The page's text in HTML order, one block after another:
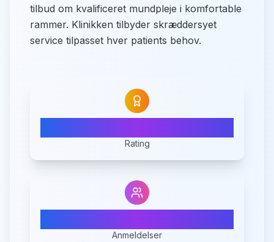
tilbud om kvalificeret mundpleje i komfortable
rammer. Klinikken tilbyder skræddersyet
service tilpasset hver patients behov.
Rating
Anmeldelser